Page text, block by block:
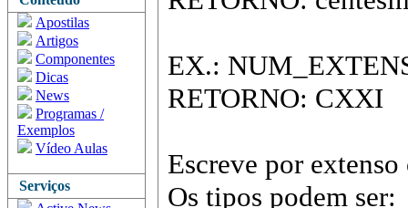
Apostilas
Artigos
Componentes
Dicas
News
Programas /
Exemplos
Vídeo Aulas
Serviços
EX.:
RETORNO: CXXI
Escreve por extenso
Os tipos podem ser: